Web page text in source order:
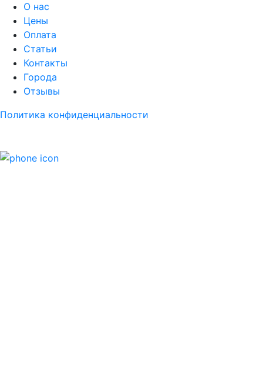
О нас
Цены
Оплата
Статьи
Контакты
Города
Отзывы
Политика конфиденциальности